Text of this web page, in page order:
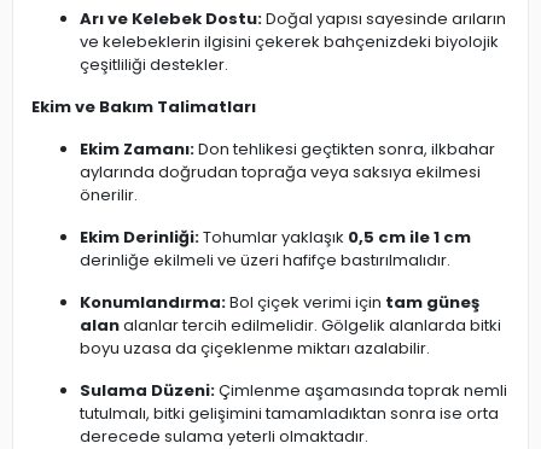
Arı ve Kelebek Dostu:Doğal yapısı sayesinde arıların
ve kelebeklerin ilgisini çekerek bahçenizdeki biyolojik
çeşitliliği destekler.
Ekim ve Bakım Talimatları
Ekim Zamanı:Don tehlikesi geçtikten sonra, ilkbahar
aylarında doğrudan toprağa veya saksıya ekilmesi
önerilir.
Ekim Derinliği:Tohumlar yaklaşık 0,5 cm ile 1 cm
derinliğe ekilmeli ve üzeri hafifçe bastırılmalıdır.
Konumlandırma:Bol çiçek verimi için tam güneş
alanalanlar tercih edilmelidir. Gölgelik alanlarda bitki
boyu uzasa da çiçeklenme miktarı azalabilir.
Sulama Düzeni:Çimlenme aşamasında toprak nemli
tutulmalı, bitki gelişimini tamamladıktan sonra ise orta
derecede sulama yeterli olmaktadır.